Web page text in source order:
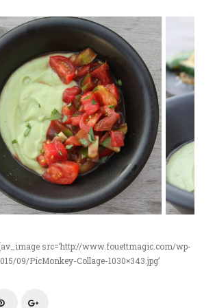
src=’http://www.fouettmagic.com/wp-
09/PicMonkey-Collage-1030×343.jpg’